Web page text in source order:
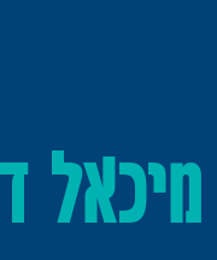
מיכאל